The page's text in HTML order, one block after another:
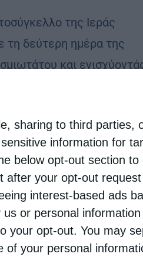
sharing to third parties,
information for
below opt-out section to
after your opt-out
interest-based ads
or personal information
your opt-out. You may
of your personal
της Ιεράς
τη δεύτερη ημέρα της
και
περιόδου, τον π.
οργάνωση, την
τους.
και τον π. Σωτήριο
ομιλήτρια, κ. Πέλη
και κάτοχο Master στη
δεκατέσσερα χρόνια